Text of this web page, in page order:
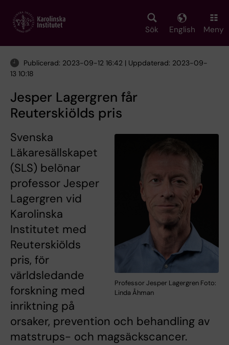
main
Sök English Meny
Publicerad: 2023-09-12 16:42 | Uppdaterad: 2023-09-
13 10:18
Jesper Lagergren får
Reuterskiölds pris
Professor Jesper Lagergren Foto:
Linda Åhman
Svenska
Läkaresällskapet
(SLS) belönar
professor Jesper
Lagergren vid
Karolinska
Institutet med
Reuterskiölds
pris, för
världsledande
forskning med
inriktning på
orsaker, prevention och behandling av
matstrups- och magsäckscancer.